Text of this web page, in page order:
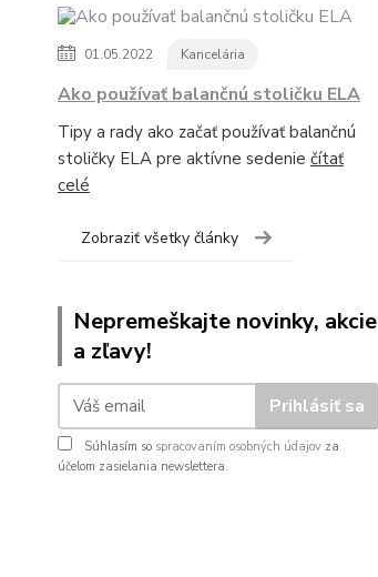
01.05.2022 Kancelária
Ako používať balančnú stoličku ELA
Tipy a rady ako začať používať balančnú
stoličky ELA pre aktívne sedenie čítať
celé
Zobraziť všetky články
Nepremeškajte novinky, akcie
a zľavy!
Prihlásiť sa
Súhlasím so spracovaním osobných údajov za
účelom zasielania newslettera.